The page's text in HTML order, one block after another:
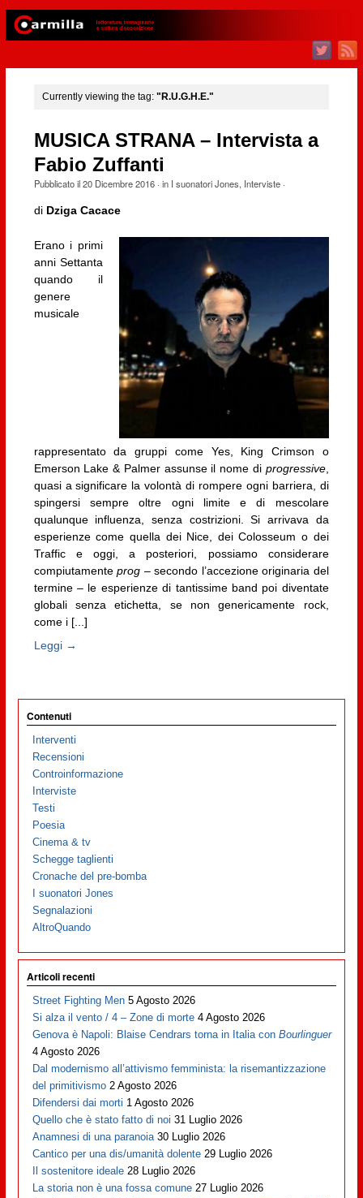
Currently viewing the tag: "R.U.G.H.E."
MUSICA STRANA – Intervista a
Fabio Zuffanti
Pubblicato il20 Dicembre 2016· in I suonatori Jones, Interviste·
di Dziga Cacace
Erano i primi
anni Settanta
quando il
genere
musicale
rappresentato da gruppi come Yes, King Crimson o
Emerson Lake & Palmer assunse il nome di progressive,
quasi a significare la volontà di rompere ogni barriera, di
spingersi sempre oltre ogni limite e di mescolare
qualunque influenza, senza costrizioni. Si arrivava da
esperienze come quella dei Nice, dei Colosseum o dei
Traffic e oggi, a posteriori, possiamo considerare
compiutamenteprog – secondo l’accezione originaria del
termine – le esperienze di tantissime band poi diventate
globali senza etichetta, se non genericamente rock,
come i [...]
Leggi →
Contenuti
Interventi
Recensioni
Controinformazione
Interviste
Testi
Poesia
Cinema & tv
Schegge taglienti
Cronache del pre-bomba
I suonatori Jones
Segnalazioni
AltroQuando
Articoli recenti
Street Fighting Men 5 Agosto 2026
Si alza il vento / 4 – Zone di morte 4 Agosto 2026
Genova è Napoli: Blaise Cendrars torna in Italia conBourlinguer
4 Agosto 2026
Dal modernismo all’attivismo femminista: la risemantizzazione
del primitivismo 2 Agosto 2026
Difendersi dai morti 1 Agosto 2026
Quello che è stato fatto di noi 31 Luglio 2026
Anamnesi di una paranoia 30 Luglio 2026
Cantico per una dis/umanità dolente 29 Luglio 2026
Il sostenitore ideale 28 Luglio 2026
La storia non è una fossa comune 27 Luglio 2026